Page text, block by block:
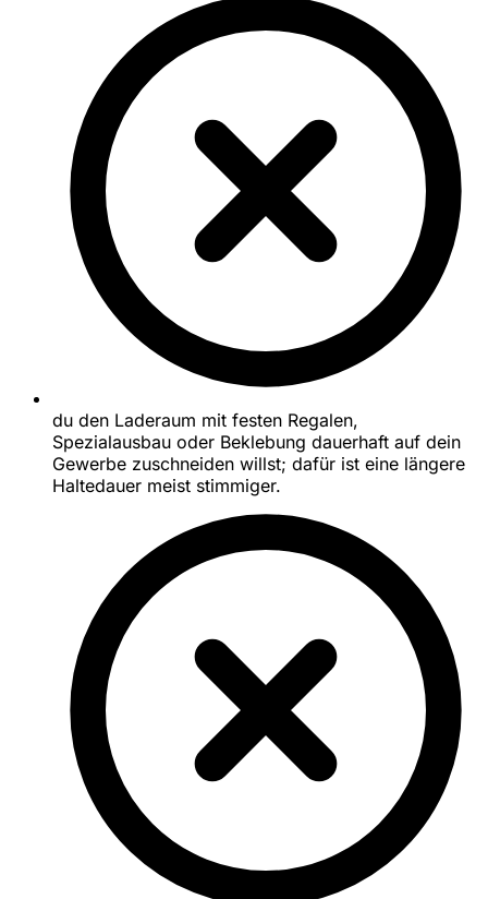
du den Laderaum mit festen Regalen,
Spezialausbau oder Beklebung dauerhaft auf dein
Gewerbe zuschneiden willst; dafür ist eine längere
Haltedauer meist stimmiger.